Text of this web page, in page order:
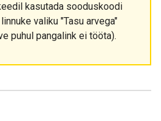
kasutada sooduskoodi
valiku "Tasu arvega"
puhul pangalink ei tööta).